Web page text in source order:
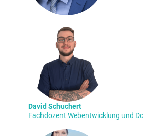
David Schuchert
Fachdozent Webentwicklung und